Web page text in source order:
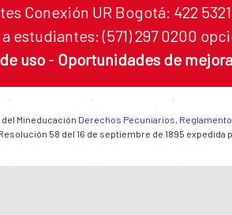
Conexión UR Bogotá: 422
estudiantes: (571) 297 0200
uso - Oportunidades de mejora
Mineducación Derechos Pecuniarios,
58 del 16 de septiembre de 1895 expedida